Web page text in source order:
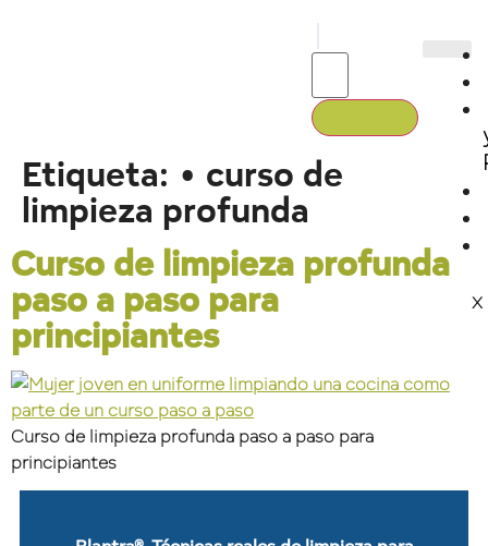
X
Etiqueta: • curso de
limpieza profunda
Curso de limpieza profunda
paso a paso para
principiantes
Curso de limpieza profunda paso a paso para
principiantes